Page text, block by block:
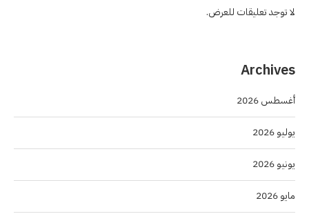
لا توجد تعليقات للعرض.
Archives
أغسطس 2026
يوليو 2026
يونيو 2026
مايو 2026